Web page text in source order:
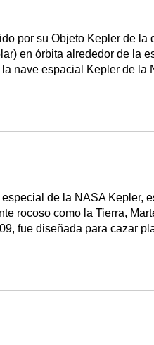
por su Objeto Kepler de
en órbita alrededor de la
nave espacial Kepler de la
de la NASA Kepler,
rocoso como la Tierra,
fue diseñada para cazar